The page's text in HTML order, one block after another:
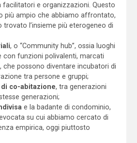
facilitatori e organizzazioni. Questo
più ampio che abbiamo affrontato,
trovato l’insieme più eterogeneo di
, o “Community hub”, ossia luoghi
con funzioni polivalenti, marcati
che possono diventare incubatori di
tra persone e gruppi;
co-abitazione, tra generazioni
generazioni;
e la badante di condominio,
su cui abbiamo cercato di
empirica, oggi piuttosto